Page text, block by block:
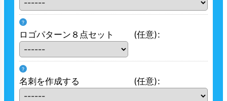
?
ロゴパターン８点セット (任意):
?
名刺を作成する (任意):